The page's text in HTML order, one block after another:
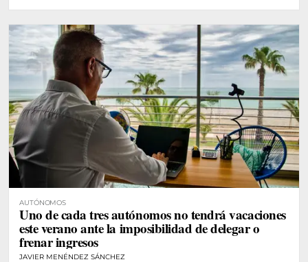
AUTÓNOMOS
Uno de cada tres autónomos no tendrá vacaciones
este verano ante la imposibilidad de delegar o
frenar ingresos
JAVIER MENÉNDEZ SÁNCHEZ